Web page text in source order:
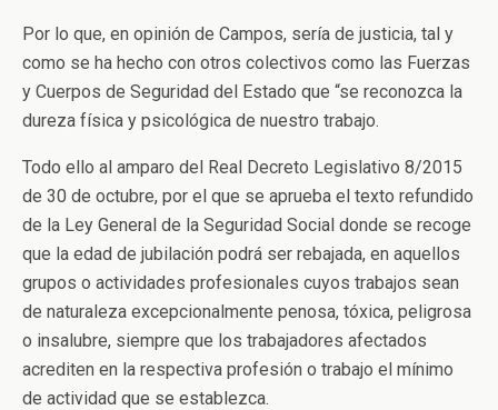
Por lo que, en opinión de Campos, sería de justicia, tal y
como se ha hecho con otros colectivos como las Fuerzas
y Cuerpos de Seguridad del Estado que “se reconozca la
dureza física y psicológica de nuestro trabajo.
Todo ello al amparo del Real Decreto Legislativo 8/2015
de 30 de octubre, por el que se aprueba el texto refundido
de la Ley General de la Seguridad Social donde se recoge
que la edad de jubilación podrá ser rebajada, en aquellos
grupos o actividades profesionales cuyos trabajos sean
de naturaleza excepcionalmente penosa, tóxica, peligrosa
o insalubre, siempre que los trabajadores afectados
acrediten en la respectiva profesión o trabajo el mínimo
de actividad que se establezca.